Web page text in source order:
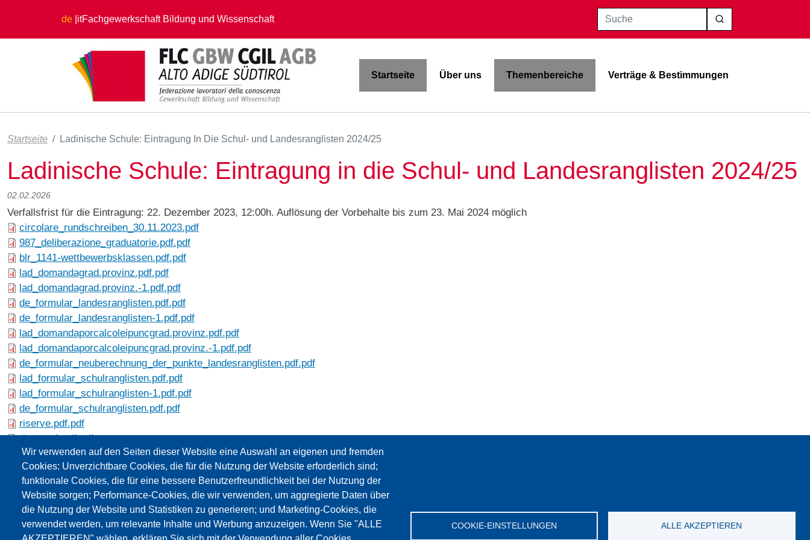
de itFachgewerkschaft Bildung und Wissenschaft
Wir verwenden auf den Seiten dieser Website eine Auswahl an eigenen und fremden
Cookies: Unverzichtbare Cookies, die für die Nutzung der Website erforderlich sind;
funktionale Cookies, die für eine bessere Benutzerfreundlichkeit bei der Nutzung der
Website sorgen; Performance-Cookies, die wir verwenden, um aggregierte Daten über
die Nutzung der Website und Statistiken zu generieren; und Marketing-Cookies, die
verwendet werden, um relevante Inhalte und Werbung anzuzeigen. Wenn Sie "ALLE
COOKIE-EINSTELLUNGEN ALLE AKZEPTIEREN
Suche
Startseite Über uns Themenbereiche Verträge & Bestimmungen
Startseite Ladinische Schule: Eintragung In Die Schul- und Landesranglisten 2024/25
Ladinische Schule: Eintragung in die Schul- und Landesranglisten 2024/25
02.02.2026
Verfallsfrist für die Eintragung: 22. Dezember 2023, 12:00h. Auflösung der Vorbehalte bis zum 23. Mai 2024 möglich
circolare_rundschreiben_30.11.2023.pdf
987_deliberazione_graduatorie.pdf.pdf
blr_1141-wettbewerbsklassen.pdf.pdf
lad_domandagrad.provinz.pdf.pdf
lad_domandagrad.provinz.-1.pdf.pdf
de_formular_landesranglisten.pdf.pdf
de_formular_landesranglisten-1.pdf.pdf
lad_domandaporcalcoleipuncgrad.provinz.pdf.pdf
lad_domandaporcalcoleipuncgrad.provinz.-1.pdf.pdf
de_formular_neuberechnung_der_punkte_landesranglisten.pdf.pdf
lad_formular_schulranglisten.pdf.pdf
lad_formular_schulranglisten-1.pdf.pdf
de_formular_schulranglisten.pdf.pdf
riserve.pdf.pdf
riserve-1.pdf.pdf
vorbehalte.pdf.pdf
vorbehalte-1.pdf.pdf
legge104_1992.pdf.pdf
legge104_1992-1.pdf.pdf
gesetz_104_1992.pdf.pdf
gesetz_104_1992-1.pdf.pdf